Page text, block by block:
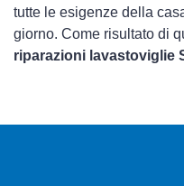
tutte le esigenze della
giorno. Come risultato di
riparazioni lavastoviglie